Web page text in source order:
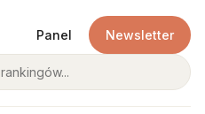
Panel Newsletter